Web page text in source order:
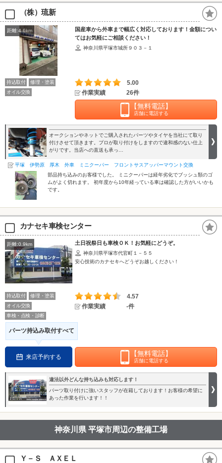
（株）琉新
距離:4.6km
国産車から外車まで幅広く対応しております！金額につい
てはお気軽にご相談ください！
神奈川県平塚市城所９０３－１
持込取付
修理・塗装
オイル交換
5.00
作業実績
26件
【無料電話】
店舗に電話する
オークションやネットでご購入されたパーツやタイヤを当社にて取り
付けさせて頂きます。プロが取り付けをしますので違和感のない仕上
がりです。当店への直送も承っ…
平塚 伊勢原 厚木 外車 ミニクーパー フロントサスアッパーマウント交換
部品持ち込みのお客様でした。 ミニクーパーは経年劣化でブッシュ類のゴ
ムがよく切れます。 初年度から10年経っている車は確認した方がいいかも
です。
カナセキ車検センター
距離:0.9km 土日祝祭日も車検ＯＫ！お気軽にどうぞ。
神奈川県平塚市代官町１－５５
安心技術のカナセキへどうぞお越しください！
持込取付
修理・塗装
オイル交換
車検・点検・診断
4.57
作業実績
-件
パーツ持込み取付すべて
来店予約する 【無料電話】
店舗に電話する
違法以外どんな持ち込みも対応します！
パーツ取り付けに強いスタッフが在籍しております！お客様の希望に
あった作業を行います！！
神奈川県 平塚市周辺の整備工場
Ｙ－Ｓ ＡＸＥＬ